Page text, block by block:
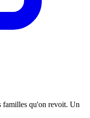
familles qu'on revoit. Un